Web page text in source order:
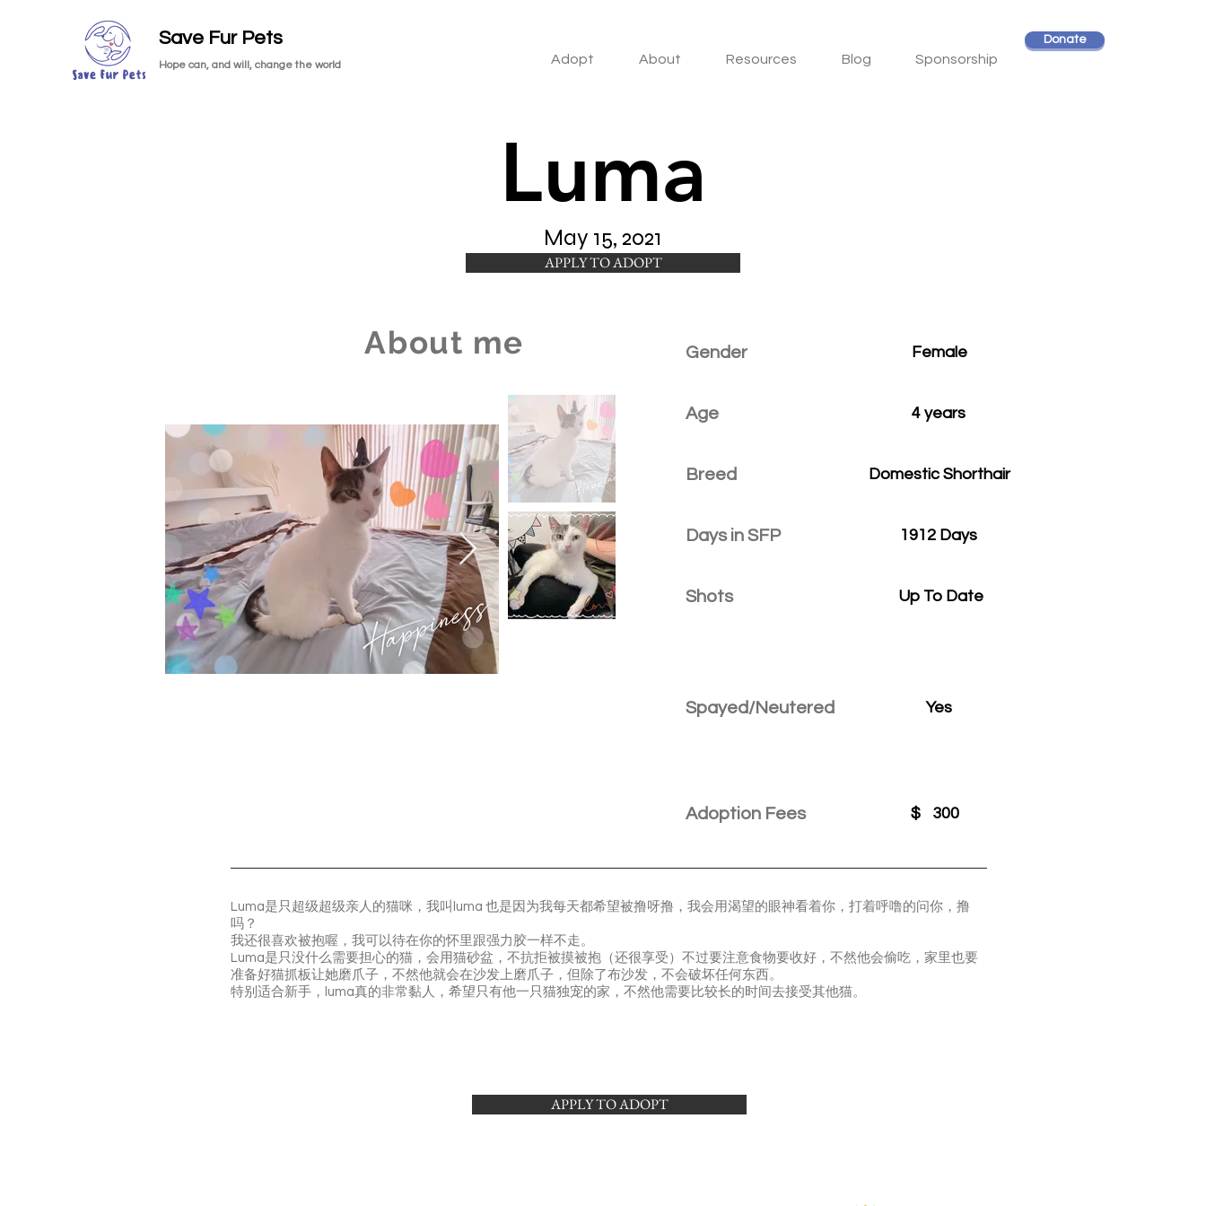
Save Fur Pets
Hope can, and will, change the world Adopt About Resources Blog Sponsorship
Donate
Luma
May 15, 2021
APPLY TO ADOPT
About me Gender
Age
Breed
Days in SFP
Shots
Female
4 years
Domestic Shorthair
1912 Days
Up To Date
Spayed/Neutered Yes
Adoption Fees $ 300
Luma是只超级超级亲人的猫咪，我叫luma 也是因为我每天都希望被撸呀撸，我会用渴望的眼神看着你，打着呼噜的问你，撸
吗？
我还很喜欢被抱喔，我可以待在你的怀里跟强力胶一样不走。
Luma是只没什么需要担心的猫，会用猫砂盆，不抗拒被摸被抱（还很享受）不过要注意食物要收好，不然他会偷吃，家里也要
准备好猫抓板让她磨爪子，不然他就会在沙发上磨爪子，但除了布沙发，不会破坏任何东西。
特别适合新手，luma真的非常黏人，希望只有他一只猫独宠的家，不然他需要比较长的时间去接受其他猫。
APPLY TO ADOPT